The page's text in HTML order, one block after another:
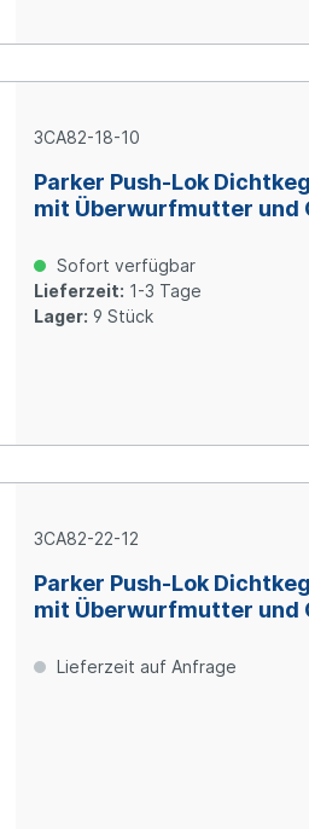
3CA82-18-10
Parker Push-Lok
mit Überwurfmutter und
verzinkt
Sofort verfügbar
Lieferzeit: 1-3 Tage
Lager: 9 Stück
3CA82-22-12
Parker Push-Lok
mit Überwurfmutter und
verzinkt
Lieferzeit auf Anfrage